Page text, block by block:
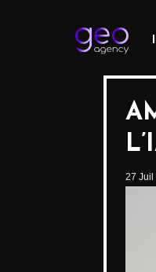
27 Juil